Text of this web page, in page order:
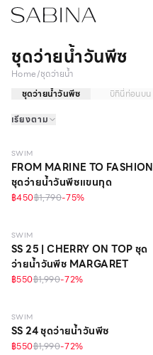
ชุดว่ายน้ำวันพีซ
Home/ชุดว่ายน้ำ
ชุดว่ายน้ำวันพีซ
บิกินี่ท่อนบน
เรียงตาม
วัสดุรีไซเคิล
SWIM
FROM MARINE TO FASHION
ชุดว่ายน้ำวันพีซแขนกุด
฿450฿1,790-75%
วัสดุรีไซเคิล
SWIM
SS 25 | CHERRY ON TOP ชุด
ว่ายน้ำวันพีช MARGARET
฿550฿1,990-72%
SWIM
SS 24 ชุดว่ายน้ำวันพีซ
฿550฿1,990-72%